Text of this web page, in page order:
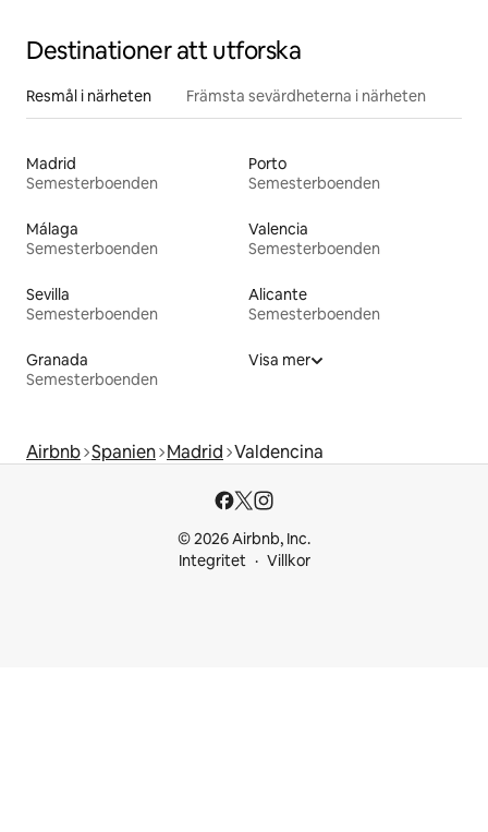
Destinationer att utforska
Resmål i närheten Främsta sevärdheterna i närheten
Madrid
Semesterboenden
Porto
Semesterboenden
Málaga
Semesterboenden
Valencia
Semesterboenden
Sevilla
Semesterboenden
Alicante
Semesterboenden
Granada
Semesterboenden
Visa mer
Airbnb Spanien Madrid Valdencina
© 2026 Airbnb, Inc.
Integritet
Villkor